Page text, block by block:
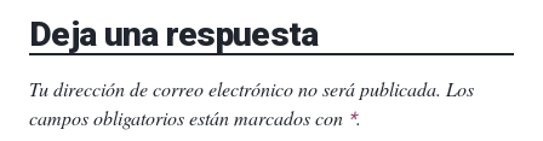
Deja una respuesta
Tu dirección de correo electrónico no será publicada. Los
campos obligatorios están marcados con *.